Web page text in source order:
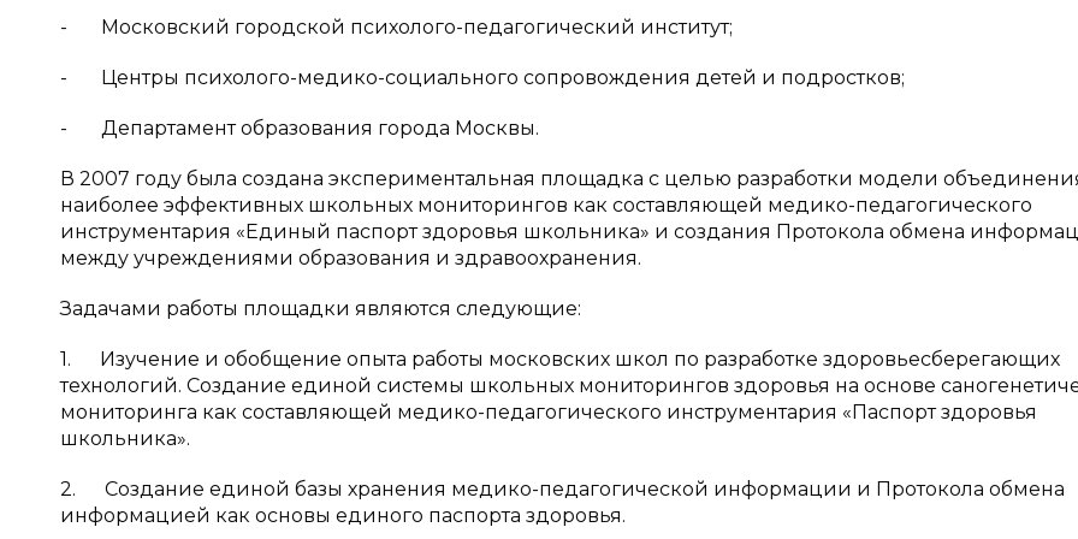
- Московский городской психолого-педагогический институт;
- Центры психолого-медико-социального сопровождения детей и подростков;
- Департамент образования города Москвы.
В 2007 году была создана экспериментальная площадка с целью разработки модели
наиболее эффективных школьных мониторингов как составляющей медико-педагогического
инструментария «Единый паспорт здоровья школьника» и создания Протокола обмена
между учреждениями образования и здравоохранения.
Задачами работы площадки являются следующие:
1. Изучение и обобщение опыта работы московских школ по разработке здоровьесберегающих
технологий. Создание единой системы школьных мониторингов здоровья на основе
мониторинга как составляющей медико-педагогического инструментария «Паспорт здоровья
школьника».
2. Создание единой базы хранения медико-педагогической информации и Протокола обмена
информацией как основы единого паспорта здоровья.